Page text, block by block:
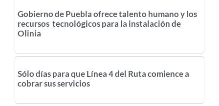
Gobierno de Puebla ofrece talento humano y los
recursos tecnológicos para la instalación de
Olinia
Sólo días para que Línea 4 del Ruta comience a
cobrar sus servicios